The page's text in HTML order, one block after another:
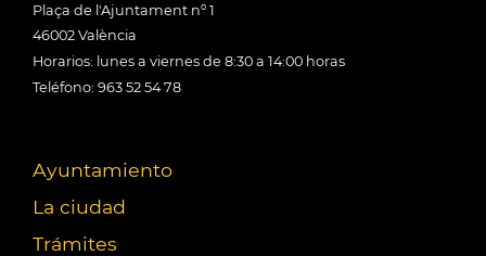
Plaça de l'Ajuntament nº 1
46002 València
Horarios: lunes a viernes de 8:30 a 14:00 horas
Teléfono: 963 52 54 78
Ayuntamiento
La ciudad
Trámites